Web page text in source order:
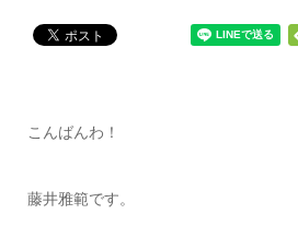
こんばんわ！
藤井雅範です。